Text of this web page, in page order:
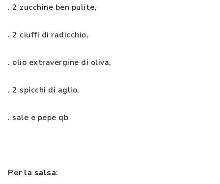
. 2 zucchine ben pulite,
. 2 ciuffi di radicchio,
. olio extravergine di oliva,
. 2 spicchi di aglio,
. sale e pepe qb
Per la salsa: